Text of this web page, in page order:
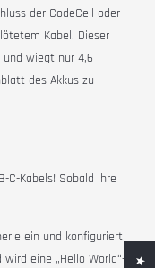
der CodeCell oder
Kabel. Dieser
und wiegt nur 4,6
des Akkus zu
C-Kabels! Sobald Ihre
ein und konfiguriert
eine „Hello World“-